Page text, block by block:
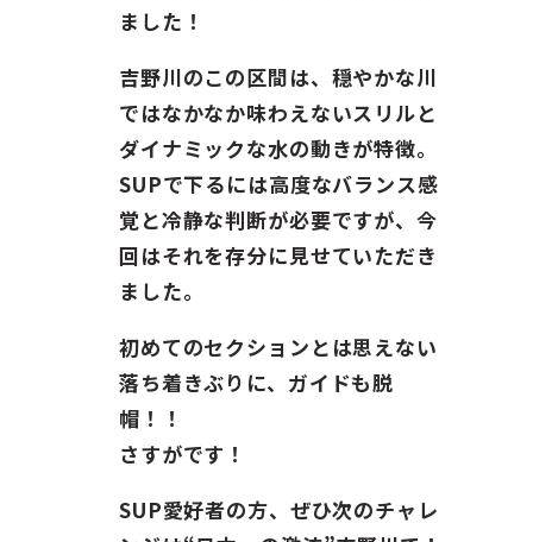
ました！
吉野川のこの区間は、穏やかな川
ではなかなか味わえないスリルと
ダイナミックな水の動きが特徴。
SUPで下るには高度なバランス感
覚と冷静な判断が必要ですが、今
回はそれを存分に見せていただき
ました。
初めてのセクションとは思えない
落ち着きぶりに、ガイドも脱
帽！！
さすがです！
SUP愛好者の方、ぜひ次のチャレ